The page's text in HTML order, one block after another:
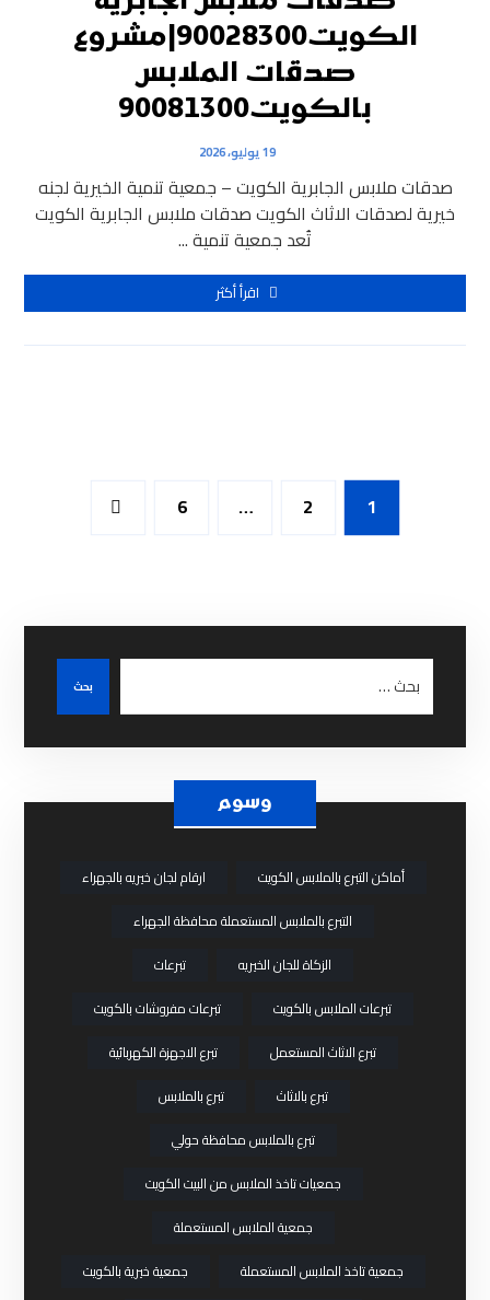
الكويت90028300|مشروع
صدقات الملابس
بالكويت90081300
19 يوليو، 2026
صدقات ملابس الجابرية الكويت – جمعية تنمية الخيرية لجنه
خيرية لصدقات الاثاث الكويت صدقات ملابس الجابرية الكويت
تُعد جمعية تنمية ...
اقرأ أكثر
1
2
…
6
وسوم
أماكن التبرع بالملابس الكويت
ارقام لجان خيريه بالجهراء
التبرع بالملابس المستعملة محافظة الجهراء
الزكاة للجان الخيريه
تبرعات
تبرعات الملابس بالكويت
تبرعات مفروشات بالكويت
تبرع الاثاث المستعمل
تبرع الاجهزة الكهربائية
تبرع بالاثاث
تبرع بالملابس
تبرع بالملابس محافظة حولي
جمعيات تاخذ الملابس من البيت الكويت
جمعية الملابس المستعملة
جمعية تاخذ الملابس المستعملة
جمعية خيرية بالكويت